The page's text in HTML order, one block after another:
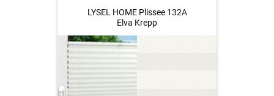
LYSEL HOME Plissee 132A
Elva Krepp